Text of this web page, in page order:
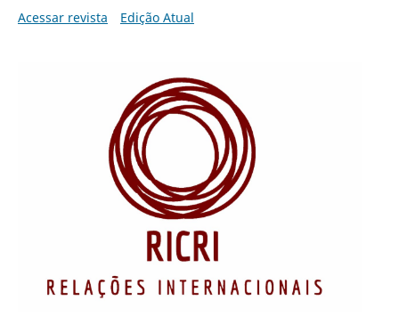
Acessar revista
Edição Atual